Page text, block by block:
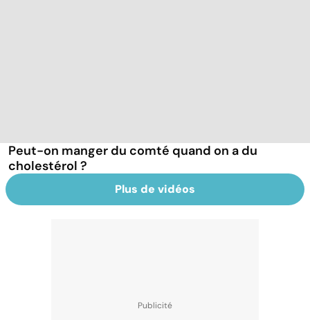
Peut-on manger du comté quand on a du
cholestérol ?
Plus de vidéos